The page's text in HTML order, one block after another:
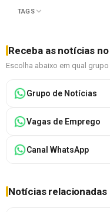
TAGS
Receba as notícias
Escolha abaixo em qual
Grupo de Notícias
Vagas de Emprego
Canal WhatsApp
Notícias relacionadas